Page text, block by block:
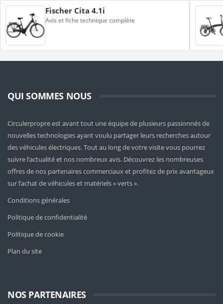
Fischer Cita 4.1i
Avis et fiche technique complète
QUI SOMMES NOUS
Circulerpropre est avant tout une équipe de plusieurs passionnés de
nouvelles technologies ayant voulu partager leurs recherches autour
des véhicules électriques. Tout au long de votre visite vous pourrez
suivre l’actualité et nos nombreux avis. Découvrez les nombreuses
offres de nos partenaires commerciaux et profitez de prix avantageux
sur l’achat de véhicules et matériels « verts ».
Conditions générales
Politique de confidentialité
Politique de cookie
Plan du site
NOS PARTENAIRES